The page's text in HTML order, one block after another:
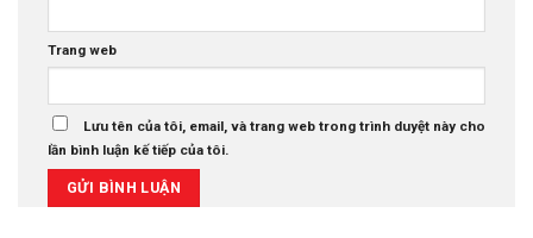
Trang web
Lưu tên của tôi, email, và trang web trong trình duyệt này cho
lần bình luận kế tiếp của tôi.